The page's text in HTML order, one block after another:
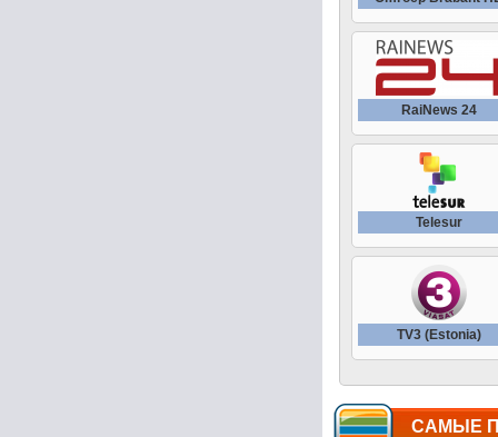
RaiNews 24
Telesur
TV3 (Estonia)
САМЫЕ